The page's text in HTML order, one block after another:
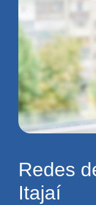
Redes
Itajaí